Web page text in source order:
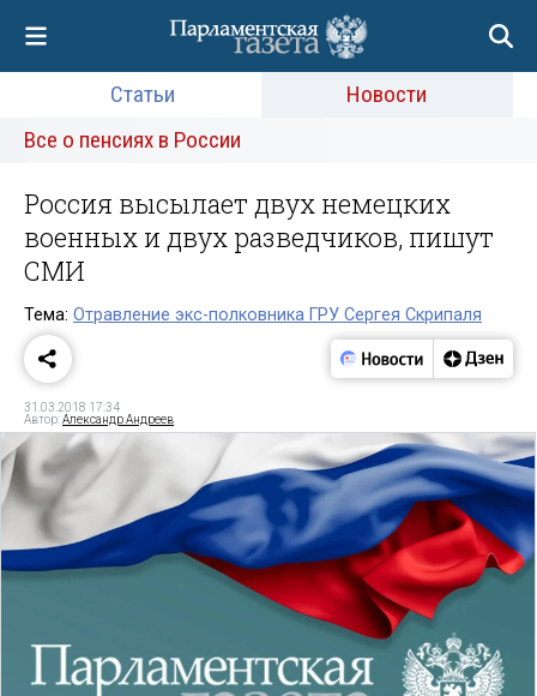
Статьи
Новости
Все о пенсиях в России
Россия высылает двух немецких
военных и двух разведчиков, пишут
СМИ
Тема: Отравление экс-полковника ГРУ Сергея Скрипаля
31.03.2018 17:34
Автор:Александр Андреев